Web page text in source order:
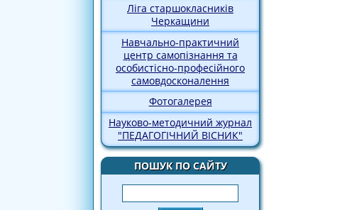
Ліга старшокласників
Черкащини
Навчально-практичний
центр самопізнання та
особистісно-професійного
самовдосконалення
Фотогалерея
Науково-методичний журнал
"ПЕДАГОГІЧНИЙ ВІСНИК"
ПОШУК ПО САЙТУ
Пошук